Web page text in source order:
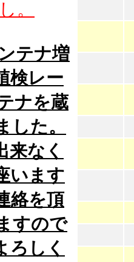
。
テナ増
検レー
ナを蔵
した。
来なく
います
絡を頂
すので
ろしく